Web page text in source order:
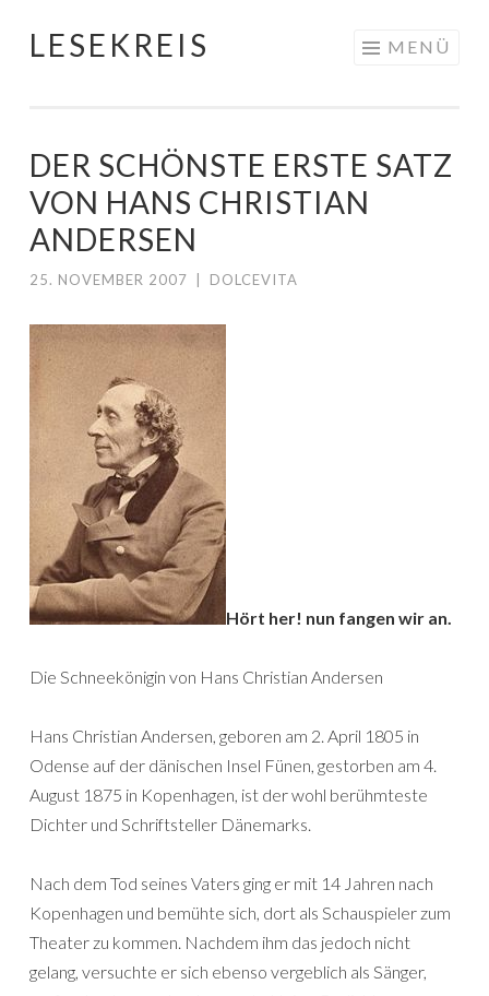
Springe
LESEKREIS MENÜ
DER SCHÖNSTE ERSTE SATZ
VON HANS CHRISTIAN
ANDERSEN
25. NOVEMBER 2007 DOLCEVITA
Hört her! nun fangen wir an.
Die Schneekönigin von Hans Christian Andersen
Hans Christian Andersen, geboren am 2. April 1805 in
Odense auf der dänischen Insel Fünen, gestorben am 4.
August 1875 in Kopenhagen, ist der wohl berühmteste
Dichter und Schriftsteller Dänemarks.
Nach dem Tod seines Vaters ging er mit 14 Jahren nach
Kopenhagen und bemühte sich, dort als Schauspieler zum
Theater zu kommen. Nachdem ihm das jedoch nicht
gelang, versuchte er sich ebenso vergeblich als Sänger,